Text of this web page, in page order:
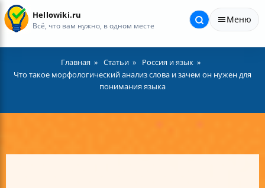
Hellowiki.ru
Всё, что вам нужно, в одном месте
Меню
Главная Статьи
Россия и язык
Что такое морфологический анализ слова и зачем он нужен для
понимания языка